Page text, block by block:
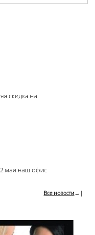
скидка на
мая наш офис
Все новости →|